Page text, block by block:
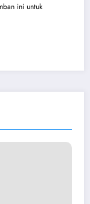
ini untuk